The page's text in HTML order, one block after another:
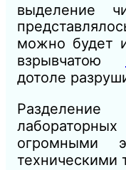
выделение
можно будет
взрывчатою
дотоле
огромными
техническими